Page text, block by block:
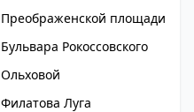
Преображенской площади
Бульвара Рокоссовского
Ольховой
Филатова Луга